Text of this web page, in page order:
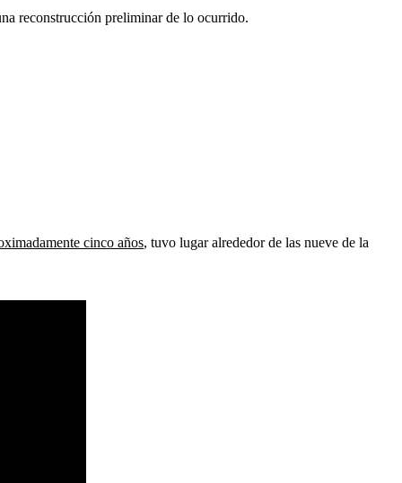
reconstrucción preliminar de lo ocurrido.
cinco años, tuvo lugar alrededor de las nueve de la